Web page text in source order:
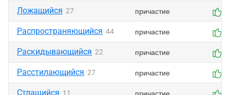
Ложащийся 27 причастие
Распространяющийся 44 причастие
Раскидывающийся 22 причастие
Расстилающийся 27 причастие
Стлащийся 11 причастие